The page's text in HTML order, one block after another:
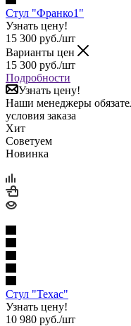
Стул "Франко1"
Узнать цену!
15 300 руб./шт
Варианты цен
15 300 руб./шт
Подробности
Узнать цену!
Наши менеджеры
условия заказа
Хит
Советуем
Новинка
Стул "Техас"
Узнать цену!
10 980 руб./шт